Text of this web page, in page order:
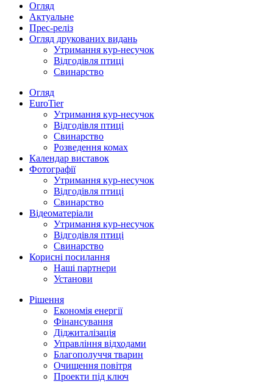
Огляд
Актуальне
Прес-реліз
Огляд друкованих видань
Утримання кур-несучок
Відгодівля птиці
Свинарство
Огляд
EuroTier
Утримання кур-несучок
Відгодівля птиці
Свинарство
Розведення комах
Календар виставок
Фотографії
Утримання кур-несучок
Відгодівля птиці
Свинарство
Відеоматеріали
Утримання кур-несучок
Відгодівля птиці
Свинарство
Корисні посилання
Наші партнери
Установи
Рішення
Економія енергії
Фінансування
Діджиталізація
Управління відходами
Благополуччя тварин
Очищення повітря
Проекти під ключ